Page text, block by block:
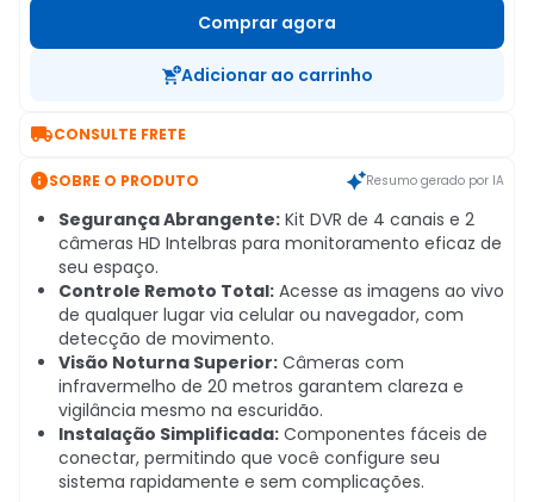
Comprar agora
Adicionar ao carrinho
CONSULTE FRETE
SOBRE O PRODUTO Resumo gerado por IA
Segurança Abrangente: Kit DVR de 4 canais e 2
câmeras HD Intelbras para monitoramento eficaz de
seu espaço.
Controle Remoto Total: Acesse as imagens ao vivo
de qualquer lugar via celular ou navegador, com
detecção de movimento.
Visão Noturna Superior: Câmeras com
infravermelho de 20 metros garantem clareza e
vigilância mesmo na escuridão.
Instalação Simplificada: Componentes fáceis de
conectar, permitindo que você configure seu
sistema rapidamente e sem complicações.